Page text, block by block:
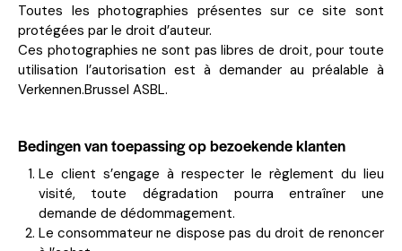
Toutes les photographies présentes sur ce site sont
protégées par le droit d’auteur.
Ces photographies ne sont pas libres de droit, pour toute
utilisation l’autorisation est à demander au préalable à
Verkennen.Brussel ASBL.
Bedingen van toepassing op bezoekende klanten
Le client s’engage à respecter le règlement du lieu
visité, toute dégradation pourra entraîner une
demande de dédommagement.
Le consommateur ne dispose pas du droit de renoncer